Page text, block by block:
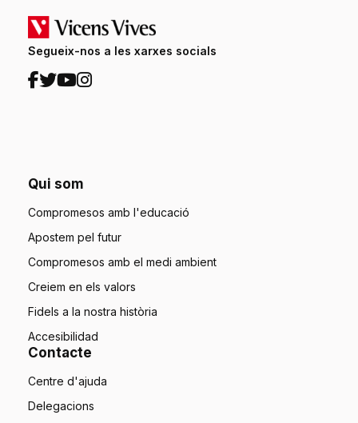
Segueix-nos a les xarxes socials
Qui som
Compromesos amb l'educació
Apostem pel futur
Compromesos amb el medi ambient
Creiem en els valors
Fidels a la nostra història
Accesibilidad
Contacte
Centre d'ajuda
Delegacions